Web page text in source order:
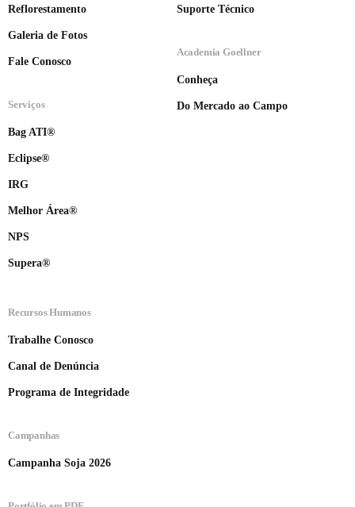
Reflorestamento
Galeria de Fotos
Fale Conosco
Serviços
Bag ATI®
Eclipse®
IRG
Melhor Área®
NPS
Supera®
Suporte Técnico
Academia Goellner
Conheça
Do Mercado ao Campo
Recursos Humanos
Trabalhe Conosco
Canal de Denúncia
Programa de Integridade
Campanhas
Campanha Soja 2026